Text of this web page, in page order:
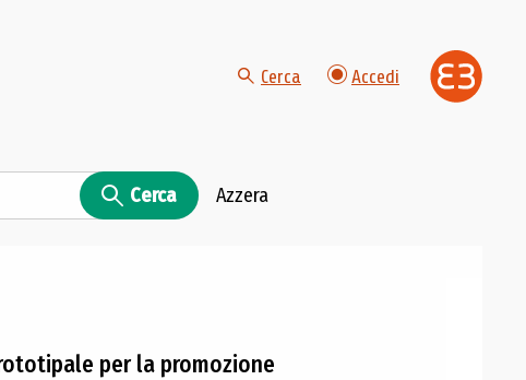
Cerca Accedi
Cerca Azzera
per la promozione